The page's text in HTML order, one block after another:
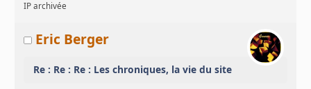
IP archivée
Eric Berger
Re : Re : Re : Les chroniques, la vie du site